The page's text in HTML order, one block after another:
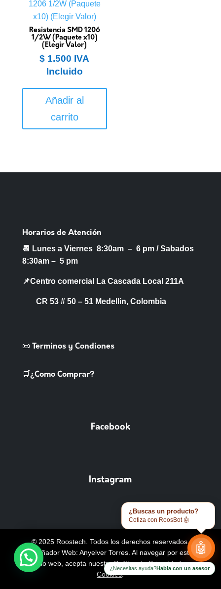
Resistencia SMD 1206
1/2W (Paquete x10)
(Elegir Valor)
$ 1.500 IVA
Incluido
Añadir al
carrito
Horarios de Atención
📆 Lunes a Viernes 8:30am – 6 pm /Sabados
8:30am – 5 pm
📌Centro comercial La Cascada Local 211A
CR 53 # 50 – 51 Medellin, Colombia
📜 Terminos y Condiones
🛒¿Como Comprar?
Facebook
Instagram
© 2025 Roostech. Todos los derechos reservados.
Diseñador Web: Anyelver Torres. Al navegar por este
sitio web, acepta nuestraPolítica de Privacidad y
Cookies.
¿Buscas un producto?
Cotiza con RoosBot 🤖
🤖
¿Necesitas ayuda?Habla con un asesor